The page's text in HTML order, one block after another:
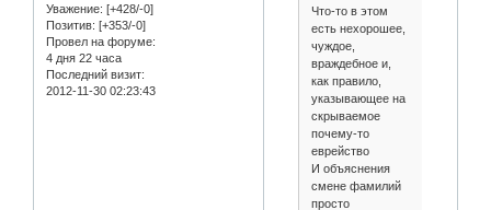
Уважение: [+428/-0]
Позитив: [+353/-0]
Провел на форуме:
4 дня 22 часа
Последний визит:
2012-11-30 02:23:43
Что-то в этом
есть нехорошее,
чуждое,
враждебное и,
как правило,
указывающее на
скрываемое
почему-то
еврейство
И объяснения
смене фамилий
просто